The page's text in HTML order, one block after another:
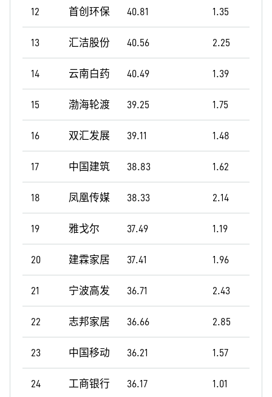
12 首创环保 40.81 1.35
13 汇洁股份 40.56 2.25
14 云南白药 40.49 1.39
15 渤海轮渡 39.25 1.75
16 双汇发展 39.11 1.48
17 中国建筑 38.83 1.62
18 凤凰传媒 38.33 2.14
19 雅戈尔 37.49 1.19
20 建霖家居 37.41 1.96
21 宁波高发 36.71 2.43
22 志邦家居 36.66 2.85
23 中国移动 36.21 1.57
24 工商银行 36.17 1.01